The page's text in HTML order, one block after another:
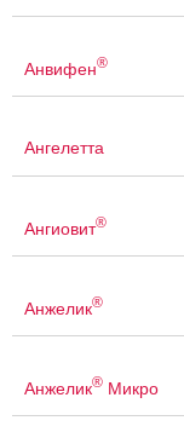
Анвифен®
Ангелетта
Ангиовит®
Анжелик®
Анжелик® Микро